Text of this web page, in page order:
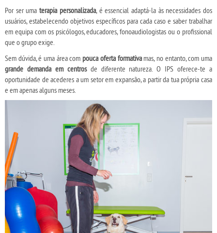
Por ser umaterapia personalizada, é essencial adaptá-la às necessidades dos
usuários, estabelecendo objetivos específicos para cada caso e saber trabalhar
em equipa com os psicólogos, educadores, fonoaudiologistas ou o profissional
que o grupo exige.
Sem dúvida, é uma área com pouca oferta formativamas, no entanto, com uma
grande demanda em centrosde diferente natureza. O IPS oferece-te a
oportunidade de acederes a um setor em expansão, a partir da tua própria casa
e em apenas alguns meses.